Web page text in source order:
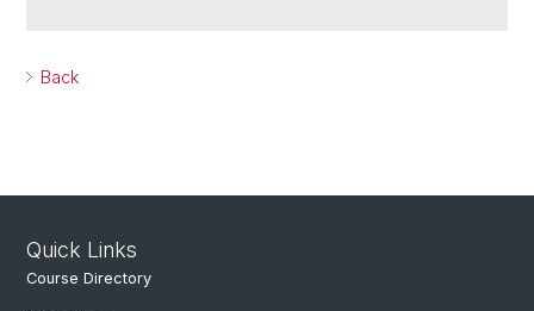
Back
Quick Links
Course Directory